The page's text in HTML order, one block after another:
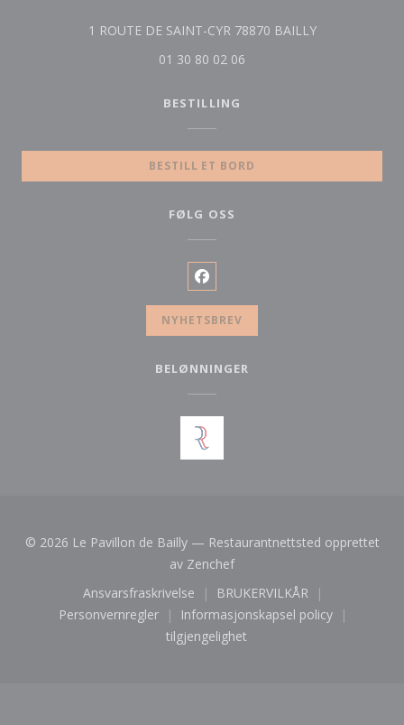
1 ROUTE DE SAINT-CYR 78870 BAILLY((åpner i et
01 30 80 02 06
BESTILLING
BESTILL ET BORD
FØLG OSS
Facebook ((åpner i et nytt
NYHETSBREV
BELØNNINGER
© 2026 Le Pavillon de Bailly — Restaurantnettsted opprettet
av Zenchef((åpner i et nytt vindu))
Ansvarsfraskrivelse
((åpner i et nytt vindu))
BRUKERVILKÅR
((åpner i et nytt vindu))
Personvernregler
((åpner i et nytt vindu))
Informasjonskapsel policy
((åpner i et nytt vindu))
tilgjengelighet
((åpner i et nytt vindu))